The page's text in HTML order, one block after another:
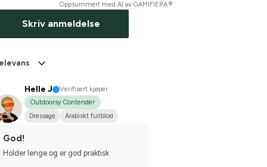
Oppsummert med AI av GAMIFIERA.®
Skriv anmeldelse
Helle J
Verifisert kjøper
Outdoorsy Contender
Dressage
Arabiskt fullblod
God!
Holder lenge og er god praktisk